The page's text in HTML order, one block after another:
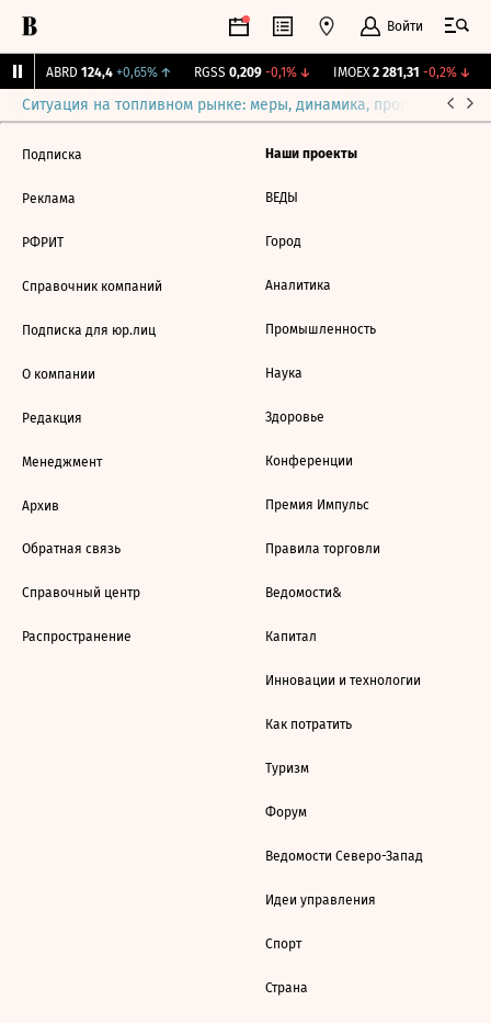
Войти
ABRD 124,4 +0,65%↑ RGSS 0,209 -0,1%↓ IMOEX 2 281,31 -0,2%↓
Ситуация на топливном рынке: меры, динамика, прогнозы
Подписка
Реклама
РФРИТ
Справочник компаний
Подписка для юр.лиц
О компании
Редакция
Менеджмент
Архив
Обратная связь
Справочный центр
Распространение
Наши проекты
ВЕДЫ
Город
Аналитика
Промышленность
Наука
Здоровье
Конференции
Премия Импульс
Правила торговли
Ведомости&
Капитал
Инновации и технологии
Как потратить
Туризм
Форум
Ведомости Северо-Запад
Идеи управления
Спорт
Страна